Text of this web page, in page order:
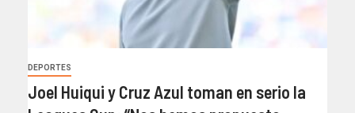
DEPORTES
Joel Huiqui y Cruz Azul toman en serio la